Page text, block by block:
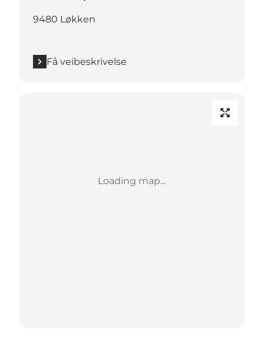
9480 Løkken
Få veibeskrivelse
Loading map...